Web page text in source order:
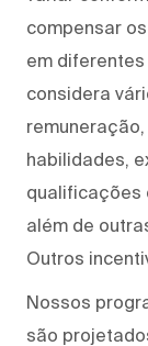
compensar
em diferentes
considera
habilidades,
qualificações
além de
Outros
Nossos
são